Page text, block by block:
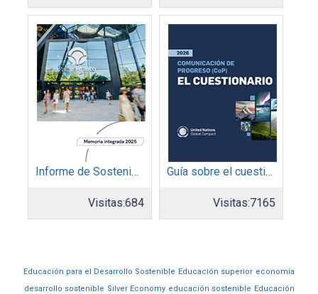
Informe de Sostenibilidad 2025: Parque Arauco
Visitas:684
Guía sobre el cuestionario: Comunicación de Progreso
Visitas:7165
Educación para el Desarrollo Sostenible Educación superior economía
desarrollo sostenible Silver Economy educación sostenible Educación